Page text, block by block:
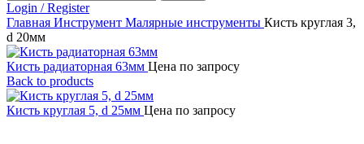
Login / Register
Главная Инструмент Малярные инструменты Кисть круглая 3,
d 20мм
Кисть радиаторная 63мм Цена по запросу
Back to products
Кисть круглая 5, d 25мм Цена по запросу